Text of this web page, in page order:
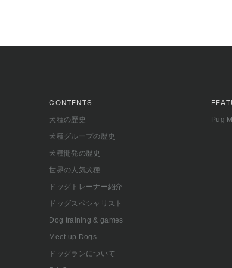
CONTENTS
犬種の歴史
犬種グループの歴史
犬種開発の歴史
世界の人気犬種
ドッグトレーナー紹介
ドッグスペシャリスト
Dog training & games
Meet up Dogs
ドッグランについて
Pug